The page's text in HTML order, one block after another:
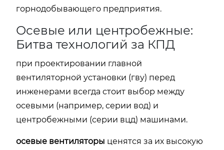
горнодобывающего предприятия.
Осевые или центробежные:
Битва технологий за КПД
при проектировании главной
вентиляторной установки (гву) перед
инженерами всегда стоит выбор между
осевыми (например, серии вод) и
центробежными (серии вцд) машинами.
осевые вентиляторы ценятся за их высокую